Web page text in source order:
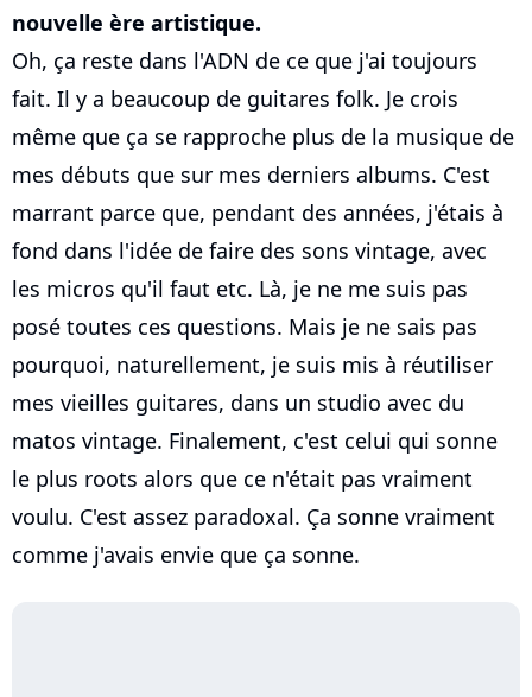
nouvelle ère artistique.
Oh, ça reste dans l'ADN de ce que j'ai toujours
fait. Il y a beaucoup de guitares folk. Je crois
même que ça se rapproche plus de la musique de
mes débuts que sur mes derniers albums. C'est
marrant parce que, pendant des années, j'étais à
fond dans l'idée de faire des sons vintage, avec
les micros qu'il faut etc. Là, je ne me suis pas
posé toutes ces questions. Mais je ne sais pas
pourquoi, naturellement, je suis mis à réutiliser
mes vieilles guitares, dans un studio avec du
matos vintage. Finalement, c'est celui qui sonne
le plus roots alors que ce n'était pas vraiment
voulu. C'est assez paradoxal. Ça sonne vraiment
comme j'avais envie que ça sonne.